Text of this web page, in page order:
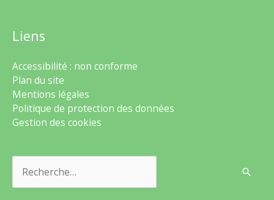
Liens
Accessibilité : non conforme
Plan du site
Mentions légales
Politique de protection des données
Gestion des cookies